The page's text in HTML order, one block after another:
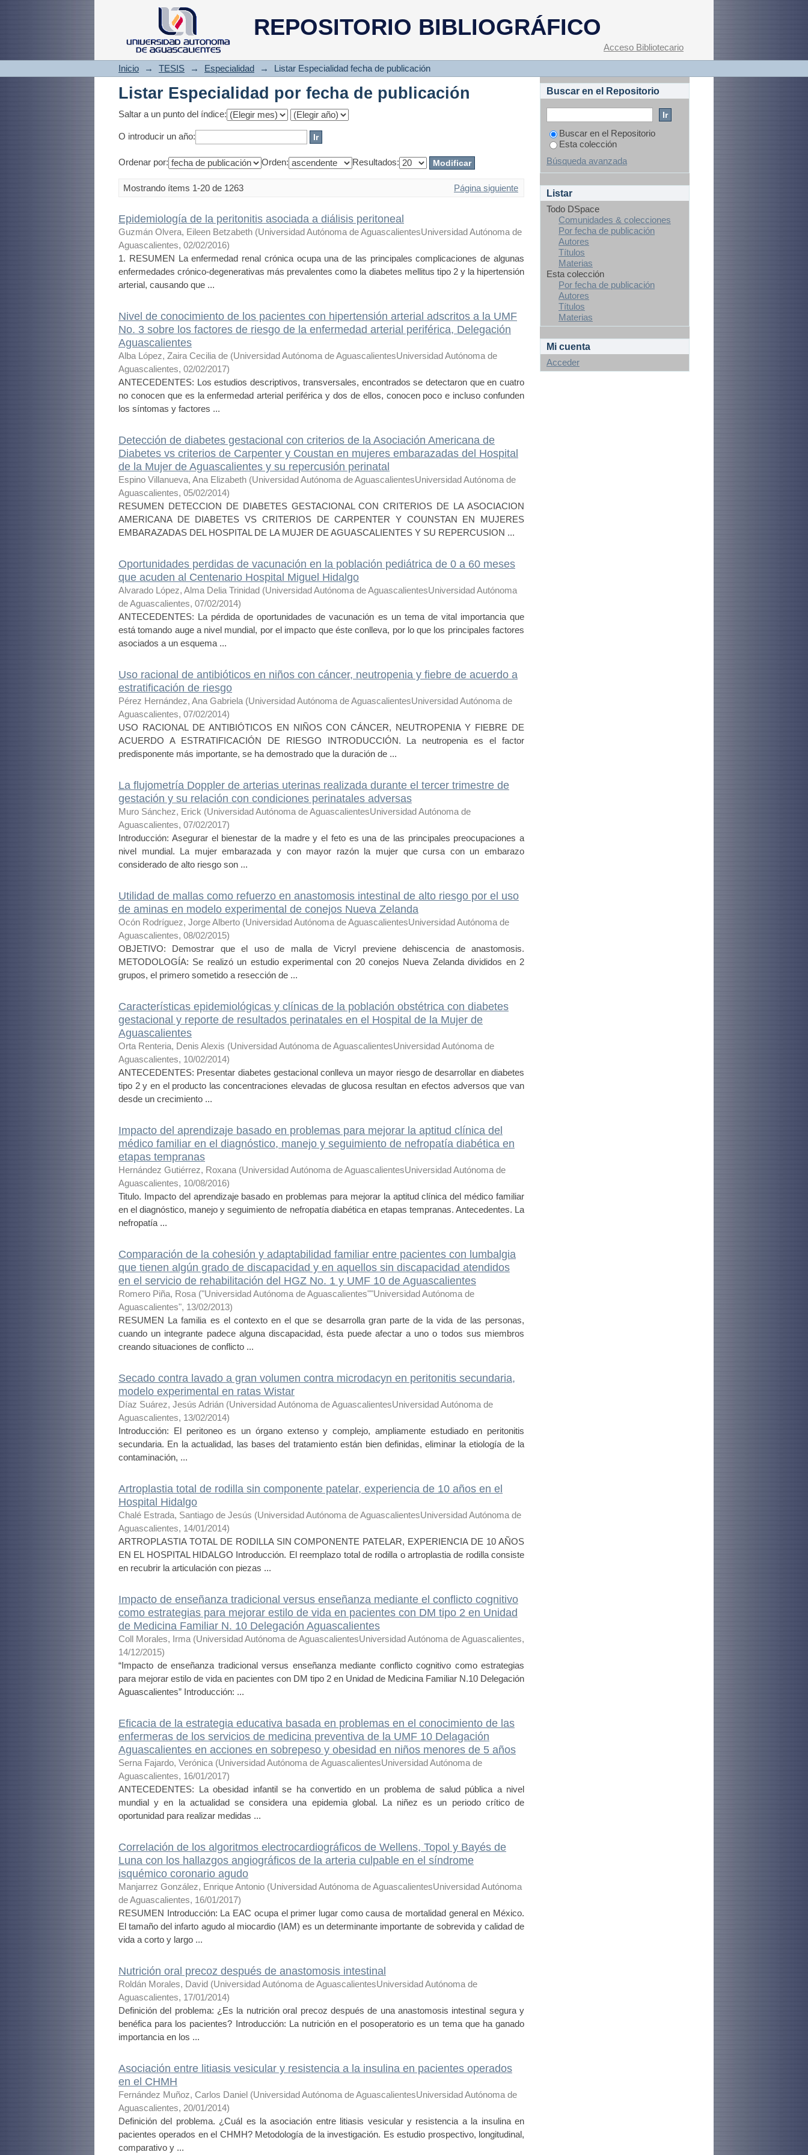
REPOSITORIO BIBLIOGRÁFICO
Listar Especialidad por fecha de publicación
Acceso Bibliotecario
Inicio → TESIS → Especialidad → Listar Especialidad fecha de publicación
Listar Especialidad por fecha de publicación
Saltar a un punto del índice:
O introducir un año:
Ordenar por: Orden: Resultados:
Mostrando ítems 1-20 de 1263 Página siguiente
Epidemiología de la peritonitis asociada a diálisis peritoneal
Guzmán Olvera, Eileen Betzabeth (Universidad Autónoma de AguascalientesUniversidad Autónoma de
Aguascalientes, 02/02/2016)
1. RESUMEN La enfermedad renal crónica ocupa una de las principales complicaciones de algunas
enfermedades crónico-degenerativas más prevalentes como la diabetes mellitus tipo 2 y la hipertensión
arterial, causando que ...
Nivel de conocimiento de los pacientes con hipertensión arterial adscritos a la UMF
No. 3 sobre los factores de riesgo de la enfermedad arterial periférica, Delegación
Aguascalientes
Alba López, Zaira Cecilia de (Universidad Autónoma de AguascalientesUniversidad Autónoma de
Aguascalientes, 02/02/2017)
ANTECEDENTES: Los estudios descriptivos, transversales, encontrados se detectaron que en cuatro
no conocen que es la enfermedad arterial periférica y dos de ellos, conocen poco e incluso confunden
los síntomas y factores ...
Detección de diabetes gestacional con criterios de la Asociación Americana de
Diabetes vs criterios de Carpenter y Coustan en mujeres embarazadas del Hospital
de la Mujer de Aguascalientes y su repercusión perinatal
Espino Villanueva, Ana Elizabeth (Universidad Autónoma de AguascalientesUniversidad Autónoma de
Aguascalientes, 05/02/2014)
RESUMEN DETECCION DE DIABETES GESTACIONAL CON CRITERIOS DE LA ASOCIACION
AMERICANA DE DIABETES VS CRITERIOS DE CARPENTER Y COUNSTAN EN MUJERES
EMBARAZADAS DEL HOSPITAL DE LA MUJER DE AGUASCALIENTES Y SU REPERCUSION ...
Oportunidades perdidas de vacunación en la población pediátrica de 0 a 60 meses
que acuden al Centenario Hospital Miguel Hidalgo
Alvarado López, Alma Delia Trinidad (Universidad Autónoma de AguascalientesUniversidad Autónoma
de Aguascalientes, 07/02/2014)
ANTECEDENTES: La pérdida de oportunidades de vacunación es un tema de vital importancia que
está tomando auge a nivel mundial, por el impacto que éste conlleva, por lo que los principales factores
asociados a un esquema ...
Uso racional de antibióticos en niños con cáncer, neutropenia y fiebre de acuerdo a
estratificación de riesgo
Pérez Hernández, Ana Gabriela (Universidad Autónoma de AguascalientesUniversidad Autónoma de
Aguascalientes, 07/02/2014)
USO RACIONAL DE ANTIBIÓTICOS EN NIÑOS CON CÁNCER, NEUTROPENIA Y FIEBRE DE
ACUERDO A ESTRATIFICACIÓN DE RIESGO INTRODUCCIÓN. La neutropenia es el factor
predisponente más importante, se ha demostrado que la duración de ...
La flujometría Doppler de arterias uterinas realizada durante el tercer trimestre de
gestación y su relación con condiciones perinatales adversas
Muro Sánchez, Erick (Universidad Autónoma de AguascalientesUniversidad Autónoma de
Aguascalientes, 07/02/2017)
Introducción: Asegurar el bienestar de la madre y el feto es una de las principales preocupaciones a
nivel mundial. La mujer embarazada y con mayor razón la mujer que cursa con un embarazo
considerado de alto riesgo son ...
Utilidad de mallas como refuerzo en anastomosis intestinal de alto riesgo por el uso
de aminas en modelo experimental de conejos Nueva Zelanda
Ocón Rodríguez, Jorge Alberto (Universidad Autónoma de AguascalientesUniversidad Autónoma de
Aguascalientes, 08/02/2015)
OBJETIVO: Demostrar que el uso de malla de Vicryl previene dehiscencia de anastomosis.
METODOLOGÍA: Se realizó un estudio experimental con 20 conejos Nueva Zelanda divididos en 2
grupos, el primero sometido a resección de ...
Características epidemiológicas y clínicas de la población obstétrica con diabetes
gestacional y reporte de resultados perinatales en el Hospital de la Mujer de
Aguascalientes
Orta Renteria, Denis Alexis (Universidad Autónoma de AguascalientesUniversidad Autónoma de
Aguascalientes, 10/02/2014)
ANTECEDENTES: Presentar diabetes gestacional conlleva un mayor riesgo de desarrollar en diabetes
tipo 2 y en el producto las concentraciones elevadas de glucosa resultan en efectos adversos que van
desde un crecimiento ...
Impacto del aprendizaje basado en problemas para mejorar la aptitud clínica del
médico familiar en el diagnóstico, manejo y seguimiento de nefropatía diabética en
etapas tempranas
Hernández Gutiérrez, Roxana (Universidad Autónoma de AguascalientesUniversidad Autónoma de
Aguascalientes, 10/08/2016)
Titulo. Impacto del aprendizaje basado en problemas para mejorar la aptitud clínica del médico familiar
en el diagnóstico, manejo y seguimiento de nefropatía diabética en etapas tempranas. Antecedentes. La
nefropatía ...
Comparación de la cohesión y adaptabilidad familiar entre pacientes con lumbalgia
que tienen algún grado de discapacidad y en aquellos sin discapacidad atendidos
en el servicio de rehabilitación del HGZ No. 1 y UMF 10 de Aguascalientes
Romero Piña, Rosa ("Universidad Autónoma de Aguascalientes""Universidad Autónoma de
Aguascalientes", 13/02/2013)
RESUMEN La familia es el contexto en el que se desarrolla gran parte de la vida de las personas,
cuando un integrante padece alguna discapacidad, ésta puede afectar a uno o todos sus miembros
creando situaciones de conflicto ...
Secado contra lavado a gran volumen contra microdacyn en peritonitis secundaria,
modelo experimental en ratas Wistar
Díaz Suárez, Jesús Adrián (Universidad Autónoma de AguascalientesUniversidad Autónoma de
Aguascalientes, 13/02/2014)
Introducción: El peritoneo es un órgano extenso y complejo, ampliamente estudiado en peritonitis
secundaria. En la actualidad, las bases del tratamiento están bien definidas, eliminar la etiología de la
contaminación, ...
Artroplastia total de rodilla sin componente patelar, experiencia de 10 años en el
Hospital Hidalgo
Chalé Estrada, Santiago de Jesús (Universidad Autónoma de AguascalientesUniversidad Autónoma de
Aguascalientes, 14/01/2014)
ARTROPLASTIA TOTAL DE RODILLA SIN COMPONENTE PATELAR, EXPERIENCIA DE 10 AÑOS
EN EL HOSPITAL HIDALGO Introducción. El reemplazo total de rodilla o artroplastia de rodilla consiste
en recubrir la articulación con piezas ...
Impacto de enseñanza tradicional versus enseñanza mediante el conflicto cognitivo
como estrategias para mejorar estilo de vida en pacientes con DM tipo 2 en Unidad
de Medicina Familiar N. 10 Delegación Aguascalientes
Coll Morales, Irma (Universidad Autónoma de AguascalientesUniversidad Autónoma de Aguascalientes,
14/12/2015)
“Impacto de enseñanza tradicional versus enseñanza mediante conflicto cognitivo como estrategias
para mejorar estilo de vida en pacientes con DM tipo 2 en Unidad de Medicina Familiar N.10 Delegación
Aguascalientes” Introducción: ...
Eficacia de la estrategia educativa basada en problemas en el conocimiento de las
enfermeras de los servicios de medicina preventiva de la UMF 10 Delagación
Aguascalientes en acciones en sobrepeso y obesidad en niños menores de 5 años
Serna Fajardo, Verónica (Universidad Autónoma de AguascalientesUniversidad Autónoma de
Aguascalientes, 16/01/2017)
ANTECEDENTES: La obesidad infantil se ha convertido en un problema de salud pública a nivel
mundial y en la actualidad se considera una epidemia global. La niñez es un periodo crítico de
oportunidad para realizar medidas ...
Correlación de los algoritmos electrocardiográficos de Wellens, Topol y Bayés de
Luna con los hallazgos angiográficos de la arteria culpable en el síndrome
isquémico coronario agudo
Manjarrez González, Enrique Antonio (Universidad Autónoma de AguascalientesUniversidad Autónoma
de Aguascalientes, 16/01/2017)
RESUMEN Introducción: La EAC ocupa el primer lugar como causa de mortalidad general en México.
El tamaño del infarto agudo al miocardio (IAM) es un determinante importante de sobrevida y calidad de
vida a corto y largo ...
Nutrición oral precoz después de anastomosis intestinal
Roldán Morales, David (Universidad Autónoma de AguascalientesUniversidad Autónoma de
Aguascalientes, 17/01/2014)
Definición del problema: ¿Es la nutrición oral precoz después de una anastomosis intestinal segura y
benéfica para los pacientes? Introducción: La nutrición en el posoperatorio es un tema que ha ganado
importancia en los ...
Asociación entre litiasis vesicular y resistencia a la insulina en pacientes operados
en el CHMH
Fernández Muñoz, Carlos Daniel (Universidad Autónoma de AguascalientesUniversidad Autónoma de
Aguascalientes, 20/01/2014)
Definición del problema. ¿Cuál es la asociación entre litiasis vesicular y resistencia a la insulina en
pacientes operados en el CHMH? Metodología de la investigación. Es estudio prospectivo, longitudinal,
comparativo y ...
Buscar en el Repositorio
Buscar en el Repositorio
Esta colección
Búsqueda avanzada
Listar
Todo DSpace
Comunidades & colecciones
Por fecha de publicación
Autores
Títulos
Materias
Esta colección
Por fecha de publicación
Autores
Títulos
Materias
Mi cuenta
Acceder